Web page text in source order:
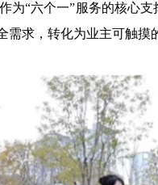
为“六个一”服务的核心
需求，转化为业主可触摸